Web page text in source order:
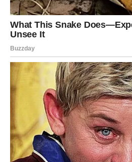
ODNOSI SA
ZASLUŽUJE
DUŠI
Sledeća sedmica donosi Ribe u
selekcije. Vi više ne puštate
najvažnije – ne osećate krivicu
Neki ljudi će: